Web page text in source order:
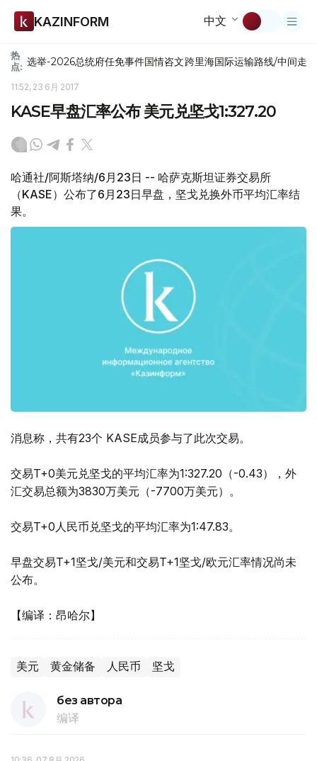
KAZINFORM 中文
热
点: 选举-2026总统府任免事件国情咨文跨里海国际运输路线/中间走廊
11:52, 23 6月 2017
KASE早盘汇率公布 美元兑坚戈1:327.20
哈通社/阿斯塔纳/6月23日 -- 哈萨克斯坦证券交易所
（KASE）公布了6月23日早盘，坚戈兑换外币平均汇率结
果。
消息称，共有23个 KASE成员参与了此次交易。
交易T+0美元兑坚戈的平均汇率为1:327.20（-0.43），外
汇交易总额为3830万美元（-7700万美元）。
交易T+0人民币兑坚戈的平均汇率为1:47.83。
早盘交易T+1坚戈/美元和交易T+1坚戈/欧元汇率情况尚未
公布。
【编译：昂哈尔】
美元 黄金储备 人民币 坚戈
без автора
编译